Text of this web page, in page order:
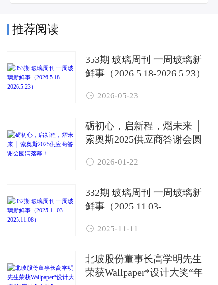
推荐阅读
353期 玻璃周刊 一周玻璃新
鲜事（2026.5.18-2026.5.23）
 2026-05-23
砺初心，启新程，熠未来 │
索奥斯2025供应商答谢会圆
 2026-01-22
332期 玻璃周刊 一周玻璃新
鲜事（2025.11.03-
 2025-11-11
北玻股份董事长高学明先生
荣获Wallpaper*设计大奖“年